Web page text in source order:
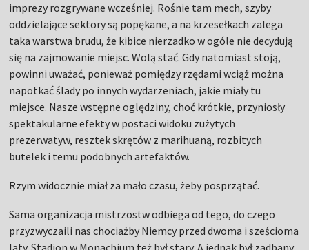
imprezy rozgrywane wcześniej. Rośnie tam mech, szyby
oddzielające sektory są popękane, a na krzesełkach zalega
taka warstwa brudu, że kibice nierzadko w ogóle nie decydują
się na zajmowanie miejsc. Wolą stać. Gdy natomiast stoją,
powinni uważać, ponieważ pomiędzy rzędami wciąż można
napotkać ślady po innych wydarzeniach, jakie miały tu
miejsce. Nasze wstępne oględziny, choć krótkie, przyniosły
spektakularne efekty w postaci widoku zużytych
prezerwatyw, resztek skrętów z marihuaną, rozbitych
butelek i temu podobnych artefaktów.
Rzym widocznie miał za mało czasu, żeby posprzątać.
Sama organizacja mistrzostw odbiega od tego, do czego
przyzwyczaili nas chociażby Niemcy przed dwoma i sześcioma